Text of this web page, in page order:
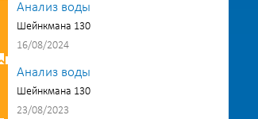
Анализ воды
Шейнкмана 130
16/08/2024
Анализ воды
Шейнкмана 130
23/08/2023